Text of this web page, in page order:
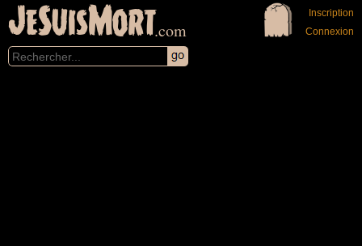
JeSuisMort.com
Inscription
Connexion